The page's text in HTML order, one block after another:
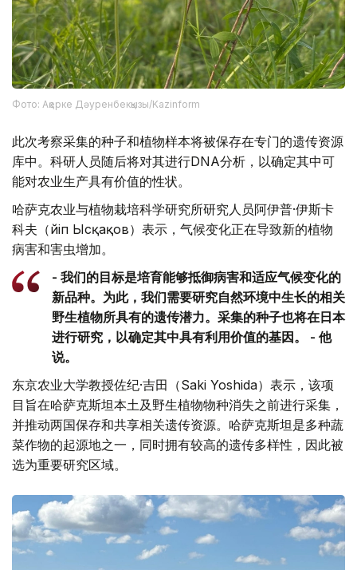
Фото: Ақерке Дәуренбекқызы/Kazinform
此次考察采集的种子和植物样本将被保存在专门的遗传资源
库中。科研人员随后将对其进行DNA分析，以确定其中可
能对农业生产具有价值的性状。
哈萨克农业与植物栽培科学研究所研究人员阿伊普·伊斯卡
科夫（Әйіп Ысқақов）表示，气候变化正在导致新的植物
病害和害虫增加。
- 我们的目标是培育能够抵御病害和适应气候变化的
新品种。为此，我们需要研究自然环境中生长的相关
野生植物所具有的遗传潜力。采集的种子也将在日本
进行研究，以确定其中具有利用价值的基因。 - 他
说。
东京农业大学教授佐纪·吉田（Saki Yoshida）表示，该项
目旨在哈萨克斯坦本土及野生植物物种消失之前进行采集，
并推动两国保存和共享相关遗传资源。哈萨克斯坦是多种蔬
菜作物的起源地之一，同时拥有较高的遗传多样性，因此被
选为重要研究区域。